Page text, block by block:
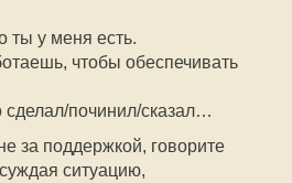
ты у меня есть.
чтобы обеспечивать
сделал/починил/сказал…
за поддержкой, говорите
ситуацию,